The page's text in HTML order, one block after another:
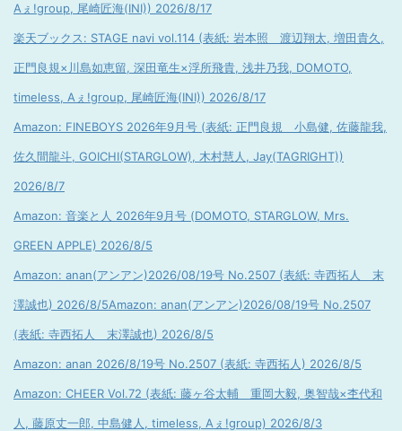
Aぇ!group, 尾崎匠海(INI)) 2026/8/17
楽天ブックス: STAGE navi vol.114 (表紙: 岩本照 渡辺翔太, 増田貴久,
正門良規×川島如恵留, 深田竜生×浮所飛貴, 浅井乃我, DOMOTO,
timeless, Aぇ!group, 尾崎匠海(INI)) 2026/8/17
Amazon: FINEBOYS 2026年9月号 (表紙: 正門良規 小島健, 佐藤龍我,
佐久間龍斗, GOICHI(STARGLOW), 木村慧人, Jay(TAGRIGHT))
2026/8/7
Amazon: 音楽と人 2026年9月号 (DOMOTO, STARGLOW, Mrs.
GREEN APPLE) 2026/8/5
Amazon: anan(アンアン)2026/08/19号 No.2507 (表紙: 寺西拓人 末
澤誠也) 2026/8/5Amazon: anan(アンアン)2026/08/19号 No.2507
(表紙: 寺西拓人 末澤誠也) 2026/8/5
Amazon: anan 2026/8/19号 No.2507 (表紙: 寺西拓人) 2026/8/5
Amazon: CHEER Vol.72 (表紙: 藤ヶ谷太輔 重岡大毅, 奥智哉×杢代和
人, 藤原丈一郎, 中島健人, timeless, Aぇ!group) 2026/8/3